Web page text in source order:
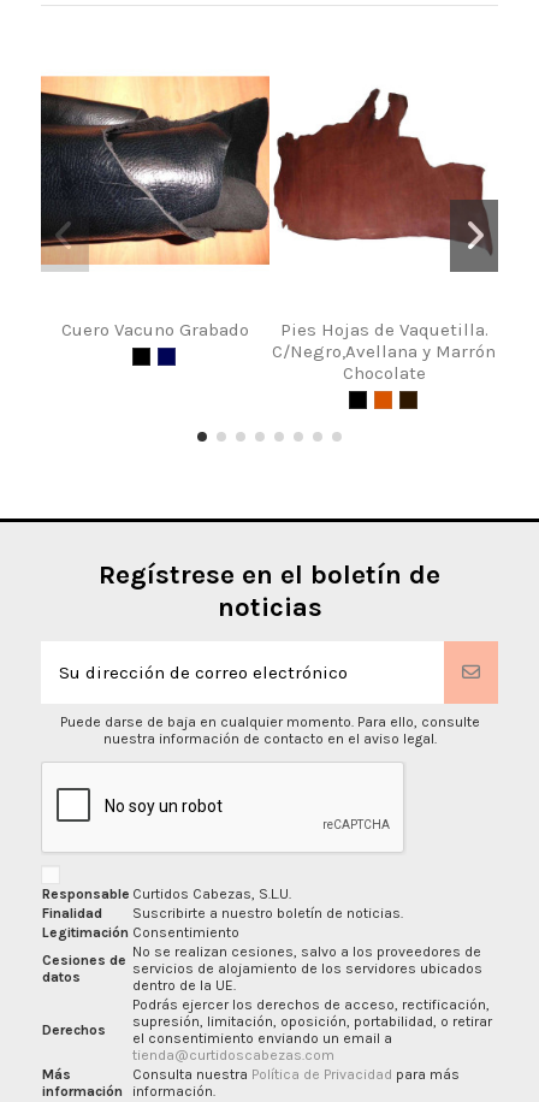
Cuero Vacuno Grabado
Pies Hojas de Vaquetilla.
C/Negro,Avellana y Marrón
Chocolate
Regístrese en el boletín de
noticias
Puede darse de baja en cualquier momento. Para ello, consulte
nuestra información de contacto en el aviso legal.
Responsable Curtidos Cabezas, S.L.U.
Finalidad
Suscribirte a nuestro boletín de noticias.
Legitimación Consentimiento
Cesiones de
datos
No se realizan cesiones, salvo a los proveedores de
servicios de alojamiento de los servidores ubicados
dentro de la UE.
Derechos
Podrás ejercer los derechos de acceso, rectificación,
supresión, limitación, oposición, portabilidad, o retirar
el consentimiento enviando un email a
tienda@curtidoscabezas.com
Más
información
Consulta nuestra Política de Privacidad para más
información.